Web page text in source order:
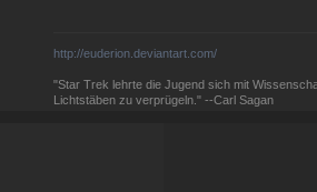
http://euderion.deviantart.com/
"Star Trek lehrte die Jugend sich mit
Lichtstäben zu verprügeln." --Carl Sagan